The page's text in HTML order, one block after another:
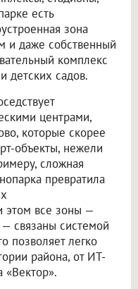
есть
зона
и даже собственный
комплекс
детских садов.
центрами,
которые скорее
объекты, нежели
сложная
превратила
этом все зоны —
связаны системой
позволяет легко
района, от ИТ-
«Вектор».